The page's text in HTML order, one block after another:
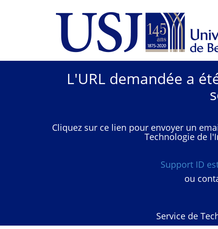
L'URL demandée a
Cliquez sur ce lien pour envoyer un
Technologie de
Support ID
ou
Service de